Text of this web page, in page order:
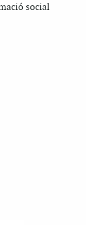
social